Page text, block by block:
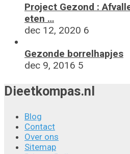
Project Gezond :
eten …
dec 12, 2020 6
Gezonde borrelhapjes
dec 9, 2016 5
Dieetkompas.nl
Blog
Contact
Over ons
Sitemap